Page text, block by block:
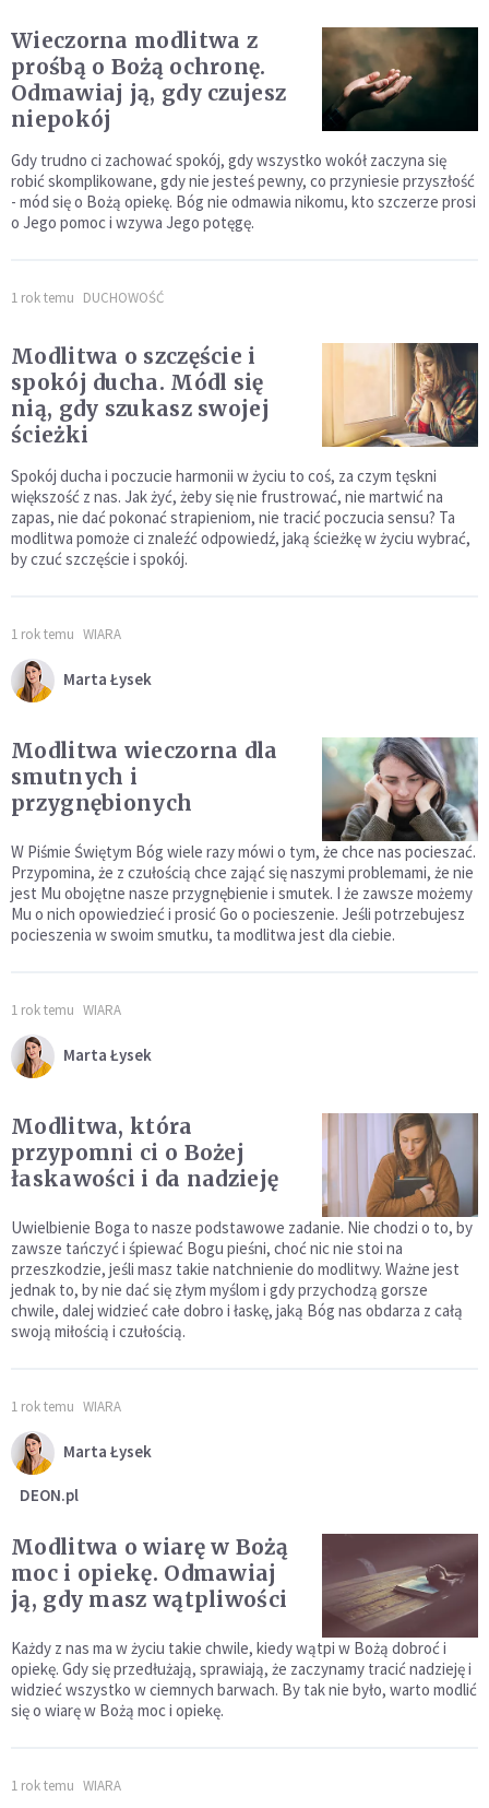
Wieczorna modlitwa z
prośbą o Bożą ochronę.
Odmawiaj ją, gdy czujesz
niepokój
Gdy trudno ci zachować spokój, gdy wszystko wokół zaczyna się
robić skomplikowane, gdy nie jesteś pewny, co przyniesie przyszłość
- mód się o Bożą opiekę. Bóg nie odmawia nikomu, kto szczerze prosi
o Jego pomoc i wzywa Jego potęgę.
1 rok temu DUCHOWOŚĆ
Modlitwa o szczęście i
spokój ducha. Módl się
nią, gdy szukasz swojej
ścieżki
Spokój ducha i poczucie harmonii w życiu to coś, za czym tęskni
większość z nas. Jak żyć, żeby się nie frustrować, nie martwić na
zapas, nie dać pokonać strapieniom, nie tracić poczucia sensu? Ta
modlitwa pomoże ci znaleźć odpowiedź, jaką ścieżkę w życiu wybrać,
by czuć szczęście i spokój.
1 rok temu WIARA
Marta Łysek
Modlitwa wieczorna dla
smutnych i
przygnębionych
W Piśmie Świętym Bóg wiele razy mówi o tym, że chce nas pocieszać.
Przypomina, że z czułością chce zająć się naszymi problemami, że nie
jest Mu obojętne nasze przygnębienie i smutek. I że zawsze możemy
Mu o nich opowiedzieć i prosić Go o pocieszenie. Jeśli potrzebujesz
pocieszenia w swoim smutku, ta modlitwa jest dla ciebie.
1 rok temu WIARA
Marta Łysek
Modlitwa, która
przypomni ci o Bożej
łaskawości i da nadzieję
Uwielbienie Boga to nasze podstawowe zadanie. Nie chodzi o to, by
zawsze tańczyć i śpiewać Bogu pieśni, choć nic nie stoi na
przeszkodzie, jeśli masz takie natchnienie do modlitwy. Ważne jest
jednak to, by nie dać się złym myślom i gdy przychodzą gorsze
chwile, dalej widzieć całe dobro i łaskę, jaką Bóg nas obdarza z całą
swoją miłością i czułością.
1 rok temu WIARA
Marta Łysek
DEON.pl
Modlitwa o wiarę w Bożą
moc i opiekę. Odmawiaj
ją, gdy masz wątpliwości
Każdy z nas ma w życiu takie chwile, kiedy wątpi w Bożą dobroć i
opiekę. Gdy się przedłużają, sprawiają, że zaczynamy tracić nadzieję i
widzieć wszystko w ciemnych barwach. By tak nie było, warto modlić
się o wiarę w Bożą moc i opiekę.
1 rok temu WIARA